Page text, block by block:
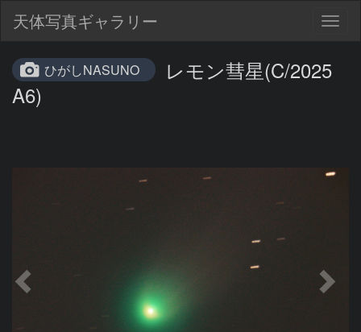
天体写真ギャラリー
ひがしNASUNO
レモン彗星(C/2025
A6)